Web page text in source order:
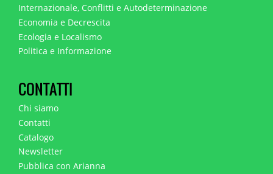
Internazionale, Conflitti e Autodeterminazione
Economia e Decrescita
Ecologia e Localismo
Politica e Informazione
CONTATTI
Chi siamo
Contatti
Catalogo
Newsletter
Pubblica con Arianna